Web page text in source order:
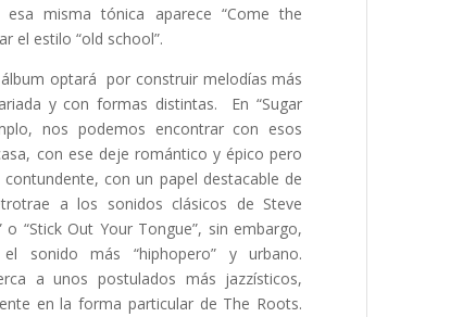
misma tónica aparece “Come the
el estilo “old school”.
optará por construir melodías más
y con formas distintas. En “Sugar
nos podemos encontrar con esos
con ese deje romántico y épico pero
con un papel destacable de
a los sonidos clásicos de Steve
o “Stick Out Your Tongue”, sin embargo,
sonido más “hiphopero” y urbano.
a unos postulados más jazzísticos,
en la forma particular de The Roots.